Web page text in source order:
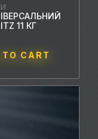
11 КГ
CART